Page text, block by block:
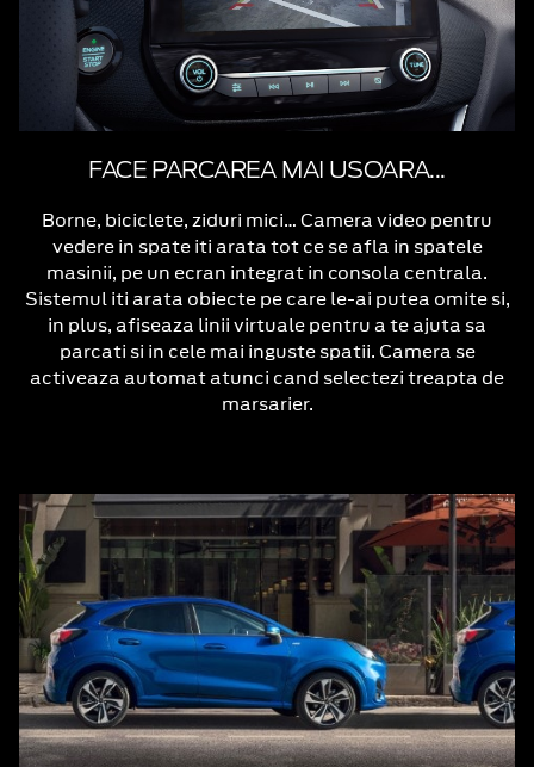
FACE PARCAREA MAI USOARA...
Borne, biciclete, ziduri mici… Camera video pentru
vedere in spate iti arata tot ce se afla in spatele
masinii, pe un ecran integrat in consola centrala.
Sistemul iti arata obiecte pe care le-ai putea omite si,
in plus, afiseaza linii virtuale pentru a te ajuta sa
parcati si in cele mai inguste spatii. Camera se
activeaza automat atunci cand selectezi treapta de
marsarier.